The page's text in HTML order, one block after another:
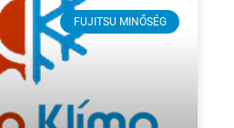
FUJITSU MINŐSÉG